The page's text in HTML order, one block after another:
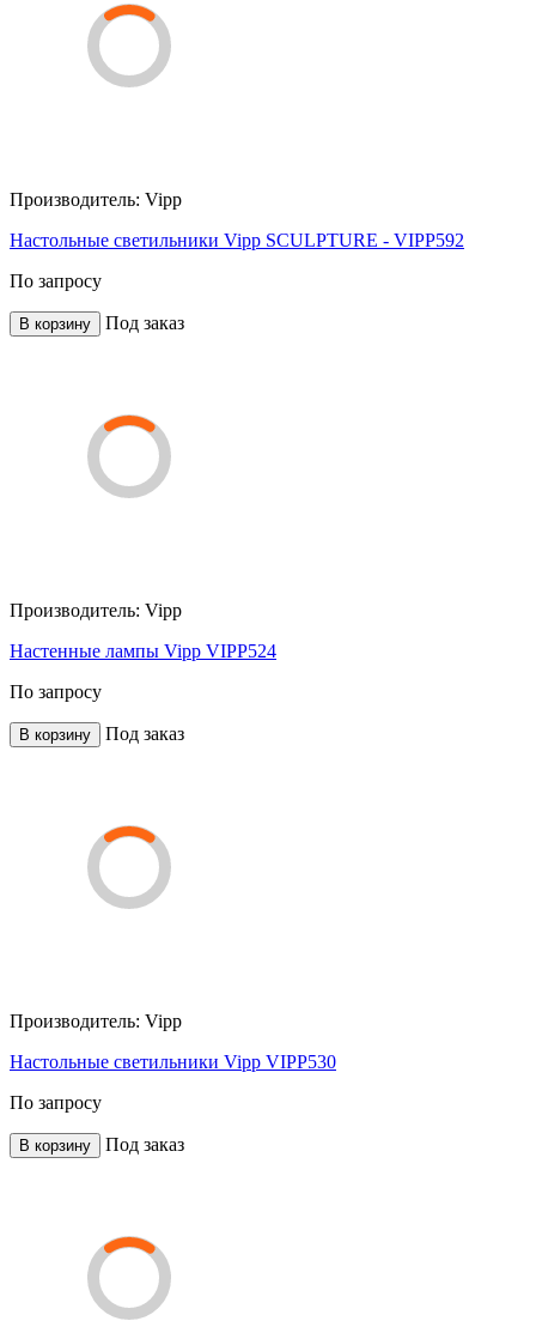
Производитель: Vipp
Настольные светильники Vipp SCULPTURE - VIPP592
По запросу
В корзину Под заказ
Производитель: Vipp
Настенные лампы Vipp VIPP524
По запросу
В корзину Под заказ
Производитель: Vipp
Настольные светильники Vipp VIPP530
По запросу
В корзину Под заказ